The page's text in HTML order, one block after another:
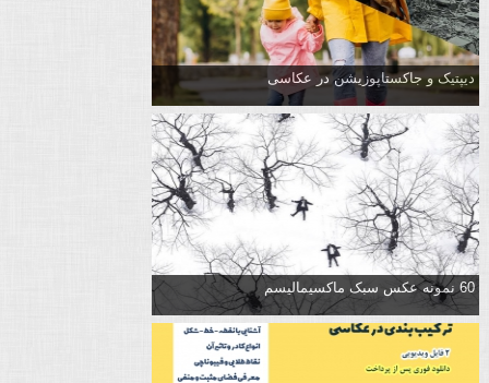
دیپتیک و جاکستا‌پوزیشن در عکاسی
60 نمونه عکس سبک ماکسیمالیسم